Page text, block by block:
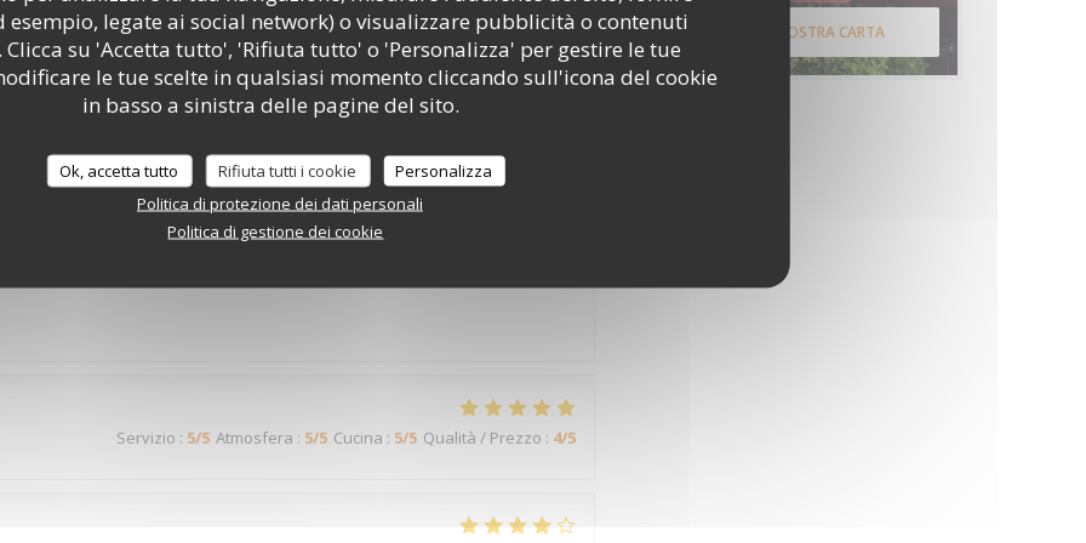
legate ai social network) o visualizzare pubblicità o contenuti
su 'Accetta tutto', 'Rifiuta tutto' o 'Personalizza' per gestire le tue
le tue scelte in qualsiasi momento cliccando sull'icona del cookie
in basso a sinistra delle pagine del sito.
Ok, accetta tutto Rifiuta tutti i cookie
Personalizza
Politica di protezione dei dati personali
Politica di gestione dei cookie
: Atmosfera /5 Cucina /5 Qualità / Prezzo 4 /5
Servizio:5/5 Atmosfera:5/5 Cucina:
Servizio : 5/5 Atmosfera : 5/5 Cucina : 5/5 Qualità / Prezzo : 4/5
SCOPRI LA NOSTRA CARTA